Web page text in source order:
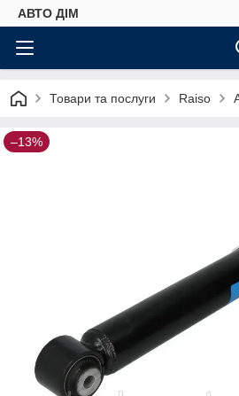
АВТО ДIМ
Товари та послуги Raiso
–13%